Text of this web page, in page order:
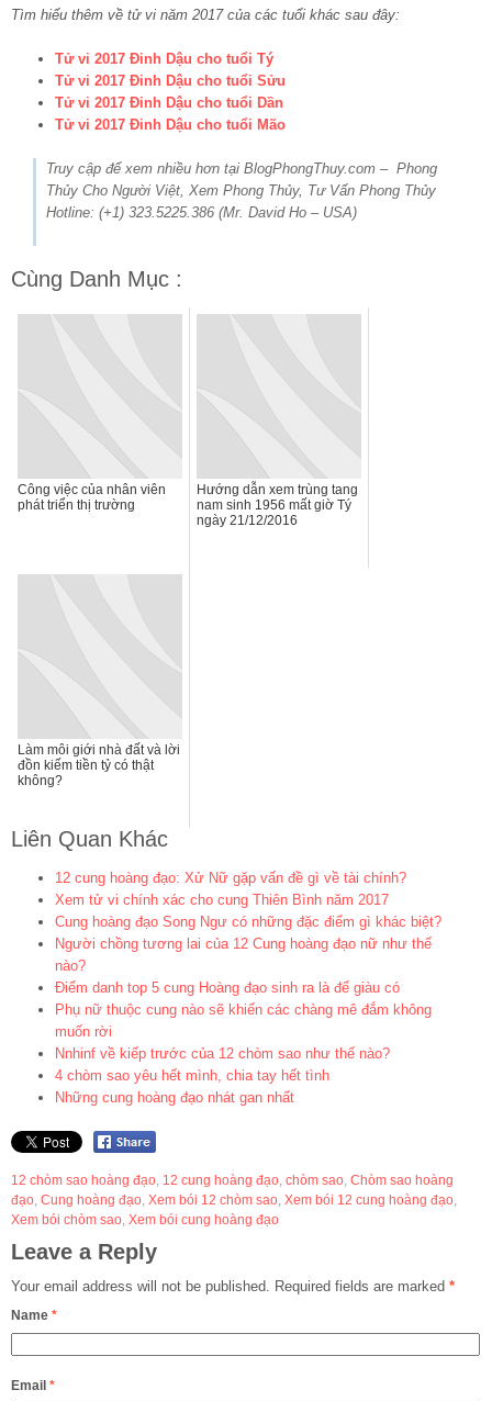
Tìm hiểu thêm về tử vi năm 2017 của các tuổi khác sau đây:
Tử vi 2017 Đinh Dậu cho tuổi Tý
Tử vi 2017 Đinh Dậu cho tuổi Sửu
Tử vi 2017 Đinh Dậu cho tuổi Dần
Tử vi 2017 Đinh Dậu cho tuổi Mão
Truy cập để xem nhiều hơn tại BlogPhongThuy.com – Phong
Thủy Cho Người Việt, Xem Phong Thủy, Tư Vấn Phong Thủy
Hotline: (+1) 323.5225.386 (Mr. David Ho – USA)
Cùng Danh Mục :
Công việc của nhân viên
phát triển thị trường
Hướng dẫn xem trùng tang
nam sinh 1956 mất giờ Tý
ngày 21/12/2016
Làm môi giới nhà đất và lời
đồn kiếm tiền tỷ có thật
không?
Liên Quan Khác
12 cung hoàng đạo: Xử Nữ gặp vấn đề gì về tài chính?
Xem tử vi chính xác cho cung Thiên Bình năm 2017
Cung hoàng đạo Song Ngư có những đặc điểm gì khác biệt?
Người chồng tương lai của 12 Cung hoàng đạo nữ như thế
nào?
Điểm danh top 5 cung Hoàng đạo sinh ra là để giàu có
Phụ nữ thuộc cung nào sẽ khiến các chàng mê đắm không
muốn rời
Nnhinf về kiếp trước của 12 chòm sao như thế nào?
4 chòm sao yêu hết mình, chia tay hết tình
Những cung hoàng đạo nhát gan nhất
12 chòm sao hoàng đạo, 12 cung hoàng đạo, chòm sao, Chòm sao hoàng
đạo, Cung hoàng đạo, Xem bói 12 chòm sao, Xem bói 12 cung hoàng đạo,
Xem bói chòm sao, Xem bói cung hoàng đạo
Leave a Reply
Your email address will not be published. Required fields are marked *
Name *
Email *